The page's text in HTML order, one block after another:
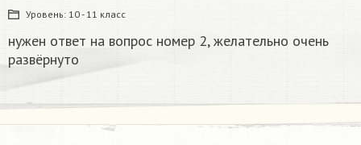
Уровень: 10 - 11 класс
нужен ответ на вопрос номер 2, желательно очень
развёрнуто